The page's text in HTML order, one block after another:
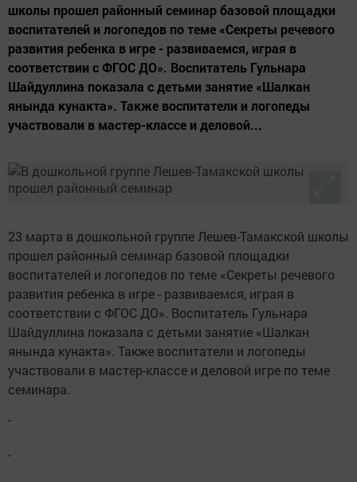
школы прошел районный семинар базовой площадки
воспитателей и логопедов по теме «Секреты речевого
развития ребенка в игре - развиваемся, играя в
соответствии с ФГОС ДО». Воспитатель Гульнара
Шайдуллина показала с детьми занятие «Шалкан
янында кунакта». Также воспитатели и логопеды
участвовали в мастер-классе и деловой...
23 марта в дошкольной группе Лешев-Тамакской школы
прошел районный семинар базовой площадки
воспитателей и логопедов по теме «Секреты речевого
развития ребенка в игре - развиваемся, играя в
соответствии с ФГОС ДО». Воспитатель Гульнара
Шайдуллина показала с детьми занятие «Шалкан
янында кунакта». Также воспитатели и логопеды
участвовали в мастер-классе и деловой игре по теме
семинара.